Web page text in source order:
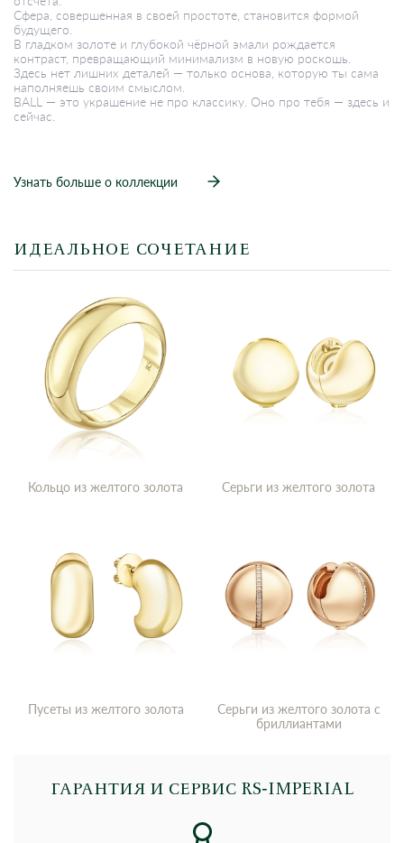
ИДЕАЛЬНОЕ СОЧЕТАНИЕ
Кольцо из желтого золота Серьги из желтого золота
Пусеты из желтого золота
Серьги из желтого золота с
бриллиантами
Сфера, совершенная в своей простоте, становится формой
будущего.
В гладком золоте и глубокой чёрной эмали рождается
контраст, превращающий минимализм в новую роскошь.
Здесь нет лишних деталей — только основа, которую ты сама
наполняешь своим смыслом.
BALL — это украшение не про классику. Оно про тебя — здесь и
сейчас.
Узнать больше о коллекции
ГАРАНТИЯ И СЕРВИС RS‑IMPERIAL